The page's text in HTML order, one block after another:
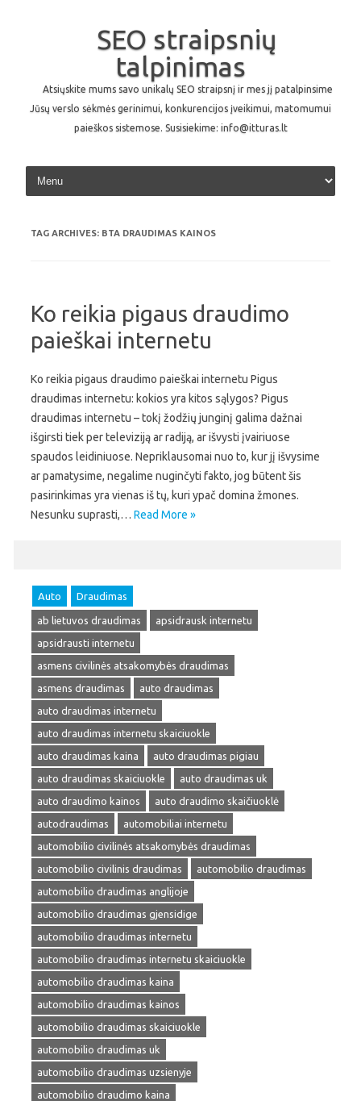
SEO straipsnių
talpinimas
Atsiųskite mums savo unikalų SEO straipsnį ir mes jį patalpinsime
Jūsų verslo sėkmės gerinimui, konkurencijos įveikimui, matomumui
paieškos sistemose. Susisiekime: info@itturas.lt
Skip to content
TAG ARCHIVES: BTA DRAUDIMAS KAINOS
Ko reikia pigaus draudimo
paieškai internetu
Ko reikia pigaus draudimo paieškai internetu Pigus
draudimas internetu: kokios yra kitos sąlygos? Pigus
draudimas internetu – tokį žodžių junginį galima dažnai
išgirsti tiek per televiziją ar radiją, ar išvysti įvairiuose
spaudos leidiniuose. Nepriklausomai nuo to, kur jį išvysime
ar pamatysime, negalime nuginčyti fakto, jog būtent šis
pasirinkimas yra vienas iš tų, kuri ypač domina žmones.
Nesunku suprasti,… Read More »
Auto Draudimas
ab lietuvos draudimas
apsidrausk internetu
apsidrausti internetu
asmens civilinės atsakomybės draudimas
asmens draudimas
auto draudimas
auto draudimas internetu
auto draudimas internetu skaiciuokle
auto draudimas kaina
auto draudimas pigiau
auto draudimas skaiciuokle
auto draudimas uk
auto draudimo kainos
auto draudimo skaičiuoklė
autodraudimas
automobiliai internetu
automobilio civilinės atsakomybės draudimas
automobilio civilinis draudimas
automobilio draudimas
automobilio draudimas anglijoje
automobilio draudimas gjensidige
automobilio draudimas internetu
automobilio draudimas internetu skaiciuokle
automobilio draudimas kaina
automobilio draudimas kainos
automobilio draudimas skaiciuokle
automobilio draudimas uk
automobilio draudimas uzsienyje
automobilio draudimo kaina